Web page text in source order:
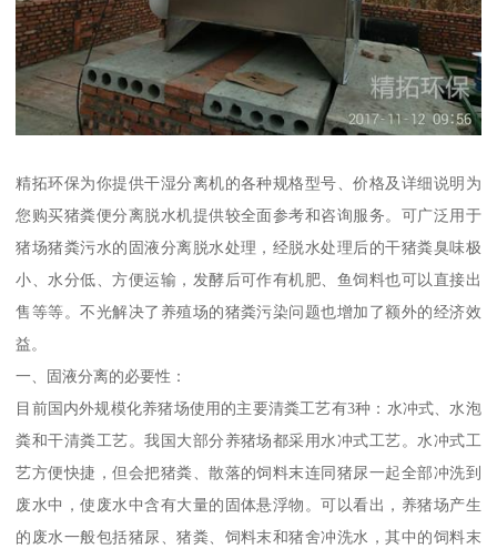
精拓环保为你提供干湿分离机的各种规格型号、价格及详细说明为
您购买猪粪便分离脱水机提供较全面参考和咨询服务。可广泛用于
猪场猪粪污水的固液分离脱水处理，经脱水处理后的干猪粪臭味极
小、水分低、方便运输，发酵后可作有机肥、鱼饲料也可以直接出
售等等。不光解决了养殖场的猪粪污染问题也增加了额外的经济效
益。
一、固液分离的必要性：
目前国内外规模化养猪场使用的主要清粪工艺有3种：水冲式、水泡
粪和干清粪工艺。我国大部分养猪场都采用水冲式工艺。水冲式工
艺方便快捷，但会把猪粪、散落的饲料末连同猪尿一起全部冲洗到
废水中，使废水中含有大量的固体悬浮物。可以看出，养猪场产生
的废水一般包括猪尿、猪粪、饲料末和猪舍冲洗水，其中的饲料末